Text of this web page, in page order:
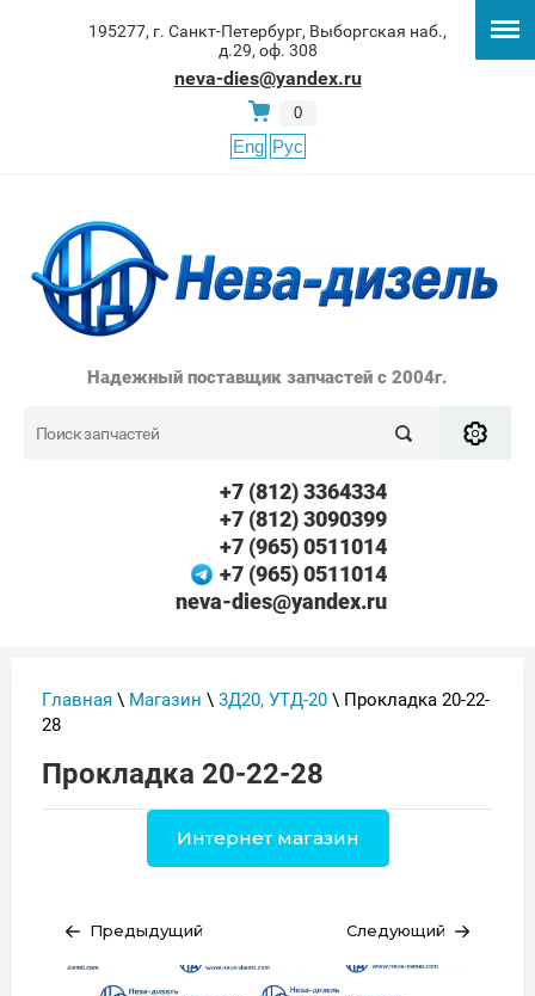
195277, г. Санкт-Петербург, Выборгская наб.,
д.29, оф. 308
neva-dies@yandex.ru
0
Eng Рус
Надежный поставщик запчастей с 2004г.
+7 (812) 3364334
+7 (812) 3090399
+7 (965) 0511014
+7 (965) 0511014
neva-dies@yandex.ru
Главная \ Магазин \ 3Д20, УТД-20 \ Прокладка 20-22-
28
Прокладка 20-22-28
Интернет магазин
Предыдущий Следующий